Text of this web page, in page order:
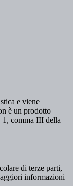
e viene
è un prodotto
1, comma III della
di terze parti,
informazioni